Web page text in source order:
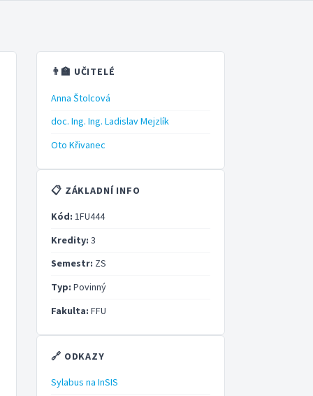
👨‍🏫 UČITELÉ
Anna Štolcová
doc. Ing. Ing. Ladislav Mejzlík
Oto Křivanec
📋 ZÁKLADNÍ INFO
Kód: 1FU444
Kredity: 3
Semestr: ZS
Typ: Povinný
Fakulta: FFU
🔗 ODKAZY
Sylabus na InSIS